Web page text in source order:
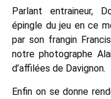
Parlant entraineur,
épingle du jeu en ce
par son frangin
notre photographe
d’affilées de Davignon.
Enfin on se donne